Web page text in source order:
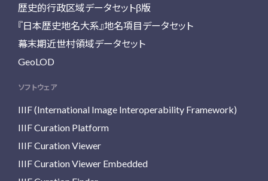
歴史的行政区域データセットβ版
『日本歴史地名大系』地名項目データセット
幕末期近世村領域データセット
GeoLOD
ソフトウェア
IIIF (International Image Interoperability Framework)
IIIF Curation Platform
IIIF Curation Viewer
IIIF Curation Viewer Embedded